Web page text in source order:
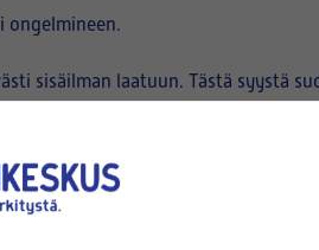
ongelmineen.
sisäilman laatuun. Tästä syystä
siten sisäilman terveysvaikutusta